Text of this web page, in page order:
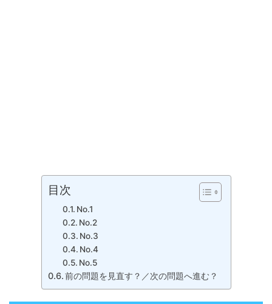
目次
No.1
No.2
No.3
No.4
No.5
前の問題を見直す？／次の問題へ進む？